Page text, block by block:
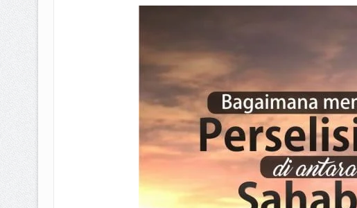
HUKUM MEMBAYAR ZAKAT KEPADA